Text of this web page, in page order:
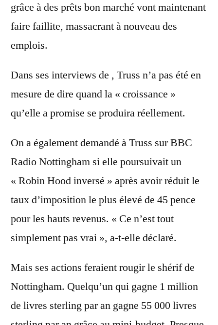
grâce à des prêts bon marché vont maintenant
faire faillite, massacrant à nouveau des
emplois.
Dans ses interviews de , Truss n’a pas été en
mesure de dire quand la « croissance »
qu’elle a promise se produira réellement.
On a également demandé à Truss sur BBC
Radio Nottingham si elle poursuivait un
« Robin Hood inversé » après avoir réduit le
taux d’imposition le plus élevé de 45 pence
pour les hauts revenus. « Ce n’est tout
simplement pas vrai », a-t-elle déclaré.
Mais ses actions feraient rougir le shérif de
Nottingham. Quelqu’un qui gagne 1 million
de livres sterling par an gagne 55 000 livres